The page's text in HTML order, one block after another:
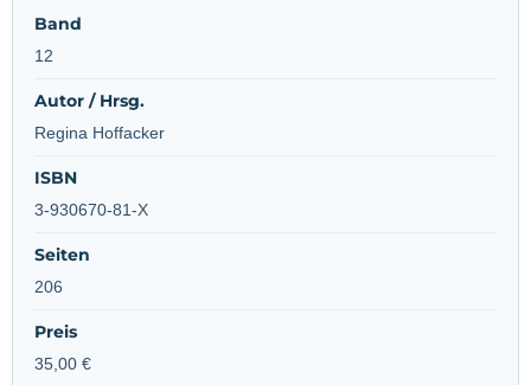
Band
12
Autor / Hrsg.
Regina Hoffacker
ISBN
3-930670-81-X
Seiten
206
Preis
35,00 €